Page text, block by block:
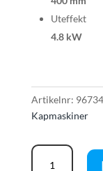
Uteffekt
4.8 kW
Artikelnr:
Kapmaskiner
Husqvarna
K970